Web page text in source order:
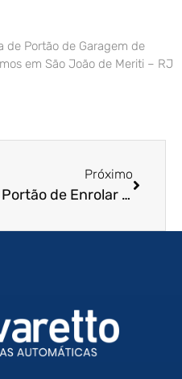
de Portão de Garagem de
em São João de Meriti – RJ
Próximo
Portão de Enrolar Automático em Jundiaí – SP